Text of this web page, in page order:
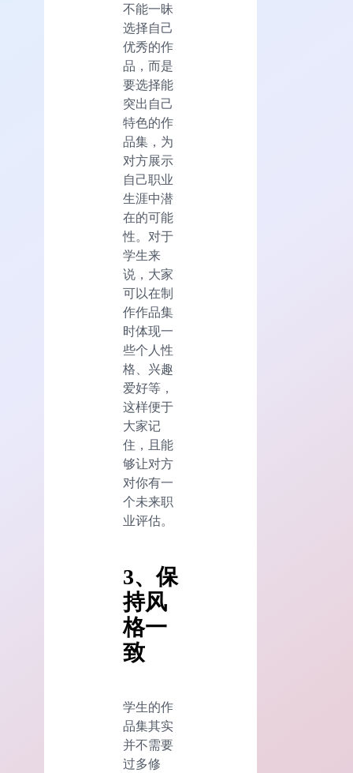
不能一昧
选择自己
优秀的作
品，而是
要选择能
突出自己
特色的作
品集，为
对方展示
自己职业
生涯中潜
在的可能
性。对于
学生来
说，大家
可以在制
作作品集
时体现一
些个人性
格、兴趣
爱好等，
这样便于
大家记
住，且能
够让对方
对你有一
个未来职
业评估。
3、保
持风
格一
致
学生的作
品集其实
并不需要
过多修